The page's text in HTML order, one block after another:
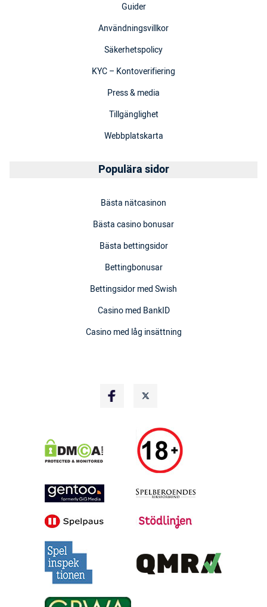
Guider
Användningsvillkor
Säkerhetspolicy
KYC – Kontoverifiering
Press & media
Tillgänglighet
Webbplatskarta
Populära sidor
Bästa nätcasinon
Bästa casino bonusar
Bästa bettingsidor
Bettingbonusar
Bettingsidor med Swish
Casino med BankID
Casino med låg insättning